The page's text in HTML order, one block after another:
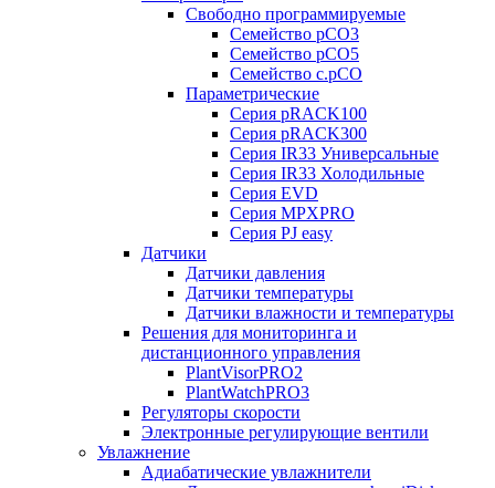
Свободно программируемые
Семейство pCO3
Семейство pCO5
Семейство c.pCO
Параметрические
Серия pRACK100
Серия pRACK300
Серия IR33 Универсальные
Серия IR33 Холодильные
Серия EVD
Серия MPXPRO
Серия PJ easy
Датчики
Датчики давления
Датчики температуры
Датчики влажности и температуры
Решения для мониторинга и
дистанционного управления
PlantVisorPRO2
PlantWatchPRO3
Регуляторы скорости
Электронные регулирующие вентили
Увлажнение
Адиабатические увлажнители